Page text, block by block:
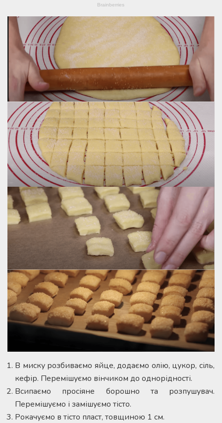
В миску розбиваємо яйце, додаємо олію, цукор, сіль,
кефір. Перемішуємо вінчиком до однорідності.
Всипаємо просіяне борошно та розпушувач.
Перемішуємо і замішуємо тісто.
Рокачуємо в тісто пласт, товщиною 1 см.